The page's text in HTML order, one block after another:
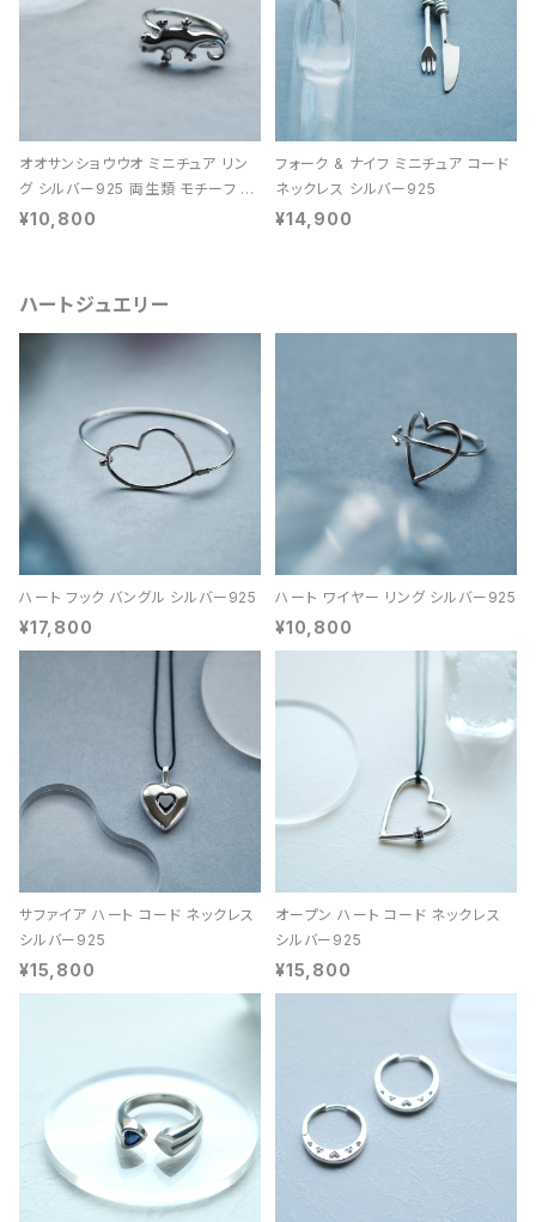
オオサンショウウオ ミニチュア リン
グ シルバー925 両生類 モチーフ レ
ディース ユニセックス
¥10,800
フォーク & ナイフ ミニチュア コード
ネックレス シルバー925
¥14,900
ハートジュエリー
ハート フック バングル シルバー925
¥17,800
ハート ワイヤー リング シルバー925
¥10,800
サファイア ハート コード ネックレス
シルバー925
¥15,800
オープン ハート コード ネックレス
シルバー925
¥15,800